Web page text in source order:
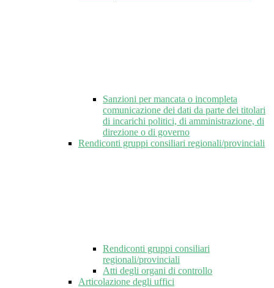
Sanzioni per mancata o incompleta
comunicazione dei dati da parte dei titolari
di incarichi politici, di amministrazione, di
direzione o di governo
Rendiconti gruppi consiliari regionali/provinciali
Rendiconti gruppi consiliari
regionali/provinciali
Atti degli organi di controllo
Articolazione degli uffici